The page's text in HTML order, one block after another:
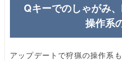
Qキーでのしゃがみ、
操作系
アップデートで狩猟の操作系